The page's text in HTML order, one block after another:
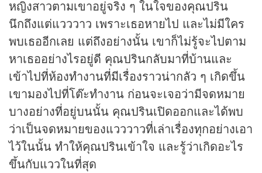
หญิงสาวตามเขาอยู่จริง ๆ ในใจของคุณปริน
นึกถึงแต่แวววาว เพราะเธอหายไป และไม่มีใคร
พบเธออีกเลย แต่ถึงอย่างนั้น เขาก็ไม่รู้จะไปตาม
หาเธออย่างไรอยู่ดี คุณปรินกลับมาที่บ้านและ
เข้าไปที่ห้องทำงานที่มีเรื่องราวน่ากลัว ๆ เกิดขึ้น
เขามองไปที่โต๊ะทำงาน ก่อนจะเจอว่ามีจดหมาย
บางอย่างที่อยู่บนนั้น คุณปรินเปิดออกและได้พบ
ว่าเป็นจดหมายของแวววาวที่เล่าเรื่องทุกอย่างเอา
ไว้ในนั้น ทำให้คุณปรินเข้าใจ และรู้ว่าเกิดอะไร
ขึ้นกับแววในที่สุด